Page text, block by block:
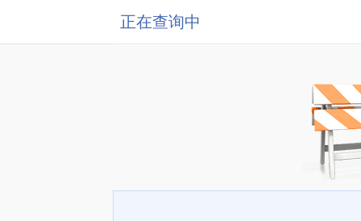
正在查询中